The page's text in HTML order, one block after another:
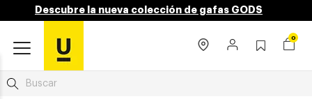
Descubre la nueva colección de gafas GODS
0